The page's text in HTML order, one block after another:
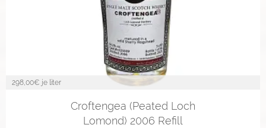
298,00€ je liter
Croftengea (Peated Loch
Lomond) 2006 Refill